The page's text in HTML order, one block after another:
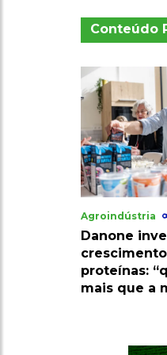
Conteúdo
Agroindústria
Danone
proteínas:
mais que a